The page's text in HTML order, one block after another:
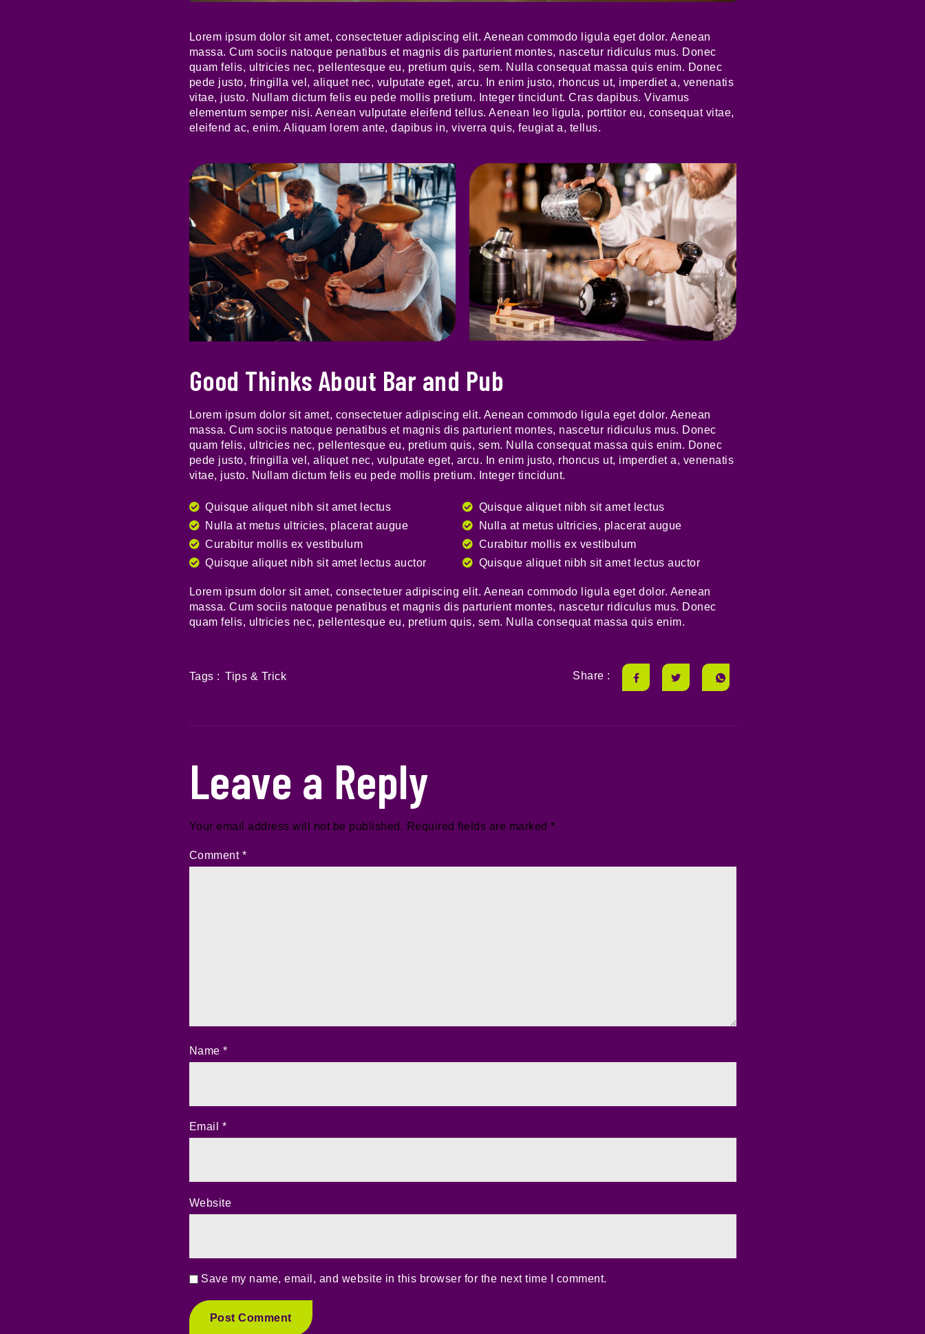
Lorem ipsum dolor sit amet, consectetuer adipiscing elit. Aenean commodo ligula eget dolor. Aenean
massa. Cum sociis natoque penatibus et magnis dis parturient montes, nascetur ridiculus mus. Donec
quam felis, ultricies nec, pellentesque eu, pretium quis, sem. Nulla consequat massa quis enim. Donec
pede justo, fringilla vel, aliquet nec, vulputate eget, arcu. In enim justo, rhoncus ut, imperdiet a, venenatis
vitae, justo. Nullam dictum felis eu pede mollis pretium. Integer tincidunt. Cras dapibus. Vivamus
elementum semper nisi. Aenean vulputate eleifend tellus. Aenean leo ligula, porttitor eu, consequat vitae,
eleifend ac, enim. Aliquam lorem ante, dapibus in, viverra quis, feugiat a, tellus.
Good Thinks About Bar and Pub
Lorem ipsum dolor sit amet, consectetuer adipiscing elit. Aenean commodo ligula eget dolor. Aenean
massa. Cum sociis natoque penatibus et magnis dis parturient montes, nascetur ridiculus mus. Donec
quam felis, ultricies nec, pellentesque eu, pretium quis, sem. Nulla consequat massa quis enim. Donec
pede justo, fringilla vel, aliquet nec, vulputate eget, arcu. In enim justo, rhoncus ut, imperdiet a, venenatis
vitae, justo. Nullam dictum felis eu pede mollis pretium. Integer tincidunt.
Quisque aliquet nibh sit amet lectus
Nulla at metus ultricies, placerat augue
Curabitur mollis ex vestibulum
Quisque aliquet nibh sit amet lectus auctor
Quisque aliquet nibh sit amet lectus
Nulla at metus ultricies, placerat augue
Curabitur mollis ex vestibulum
Quisque aliquet nibh sit amet lectus auctor
Lorem ipsum dolor sit amet, consectetuer adipiscing elit. Aenean commodo ligula eget dolor. Aenean
massa. Cum sociis natoque penatibus et magnis dis parturient montes, nascetur ridiculus mus. Donec
quam felis, ultricies nec, pellentesque eu, pretium quis, sem. Nulla consequat massa quis enim.
Tags : Tips & Trick Share :
Leave a Reply
Your email address will not be published. Required fields are marked *
Comment *
Name *
Email *
Website
Save my name, email, and website in this browser for the next time I comment.